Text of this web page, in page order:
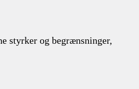
styrker og begrænsninger,